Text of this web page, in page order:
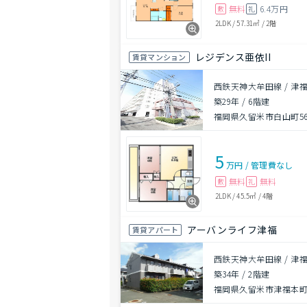
敷 無料 礼 6.4万円
2LDK/57.31㎡ / 2階
賃貸マンション レジデンス亜依II
西鉄天神大牟田線 / 津
築29年 / 6階建
福岡県久留米市白山町
5 万円 /管理費なし
敷 無料 礼 無料
2LDK/45.5㎡ /4階
賃貸アパート アーバンライフ津福
西鉄天神大牟田線 / 津
築34年 /2階建
福岡県久留米市津福本町